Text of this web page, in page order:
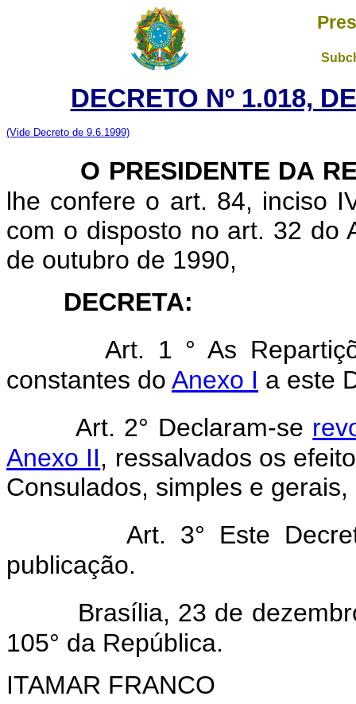
DECRETO Nº 1.018,
(Vide Decreto de 9.6.1999)
O PRESIDENTE DA
lhe confere o art. 84, inciso
com o disposto no art. 32 do
de outubro de 1990,
DECRETA:
Art. 1 ° As
constantes do Anexo I a este
Art. 2° Declaram-se
Anexo II, ressalvados os
Consulados, simples e
Art. 3° Este
publicação.
Brasília, 23 de
105° da República.
ITAMAR FRANCO